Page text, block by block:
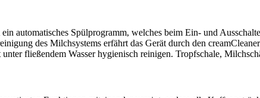
automatisches Spülprogramm, welches beim Ein- und
des Milchsystems erfährt das Gerät durch den
fließendem Wasser hygienisch reinigen. Tropfschale,